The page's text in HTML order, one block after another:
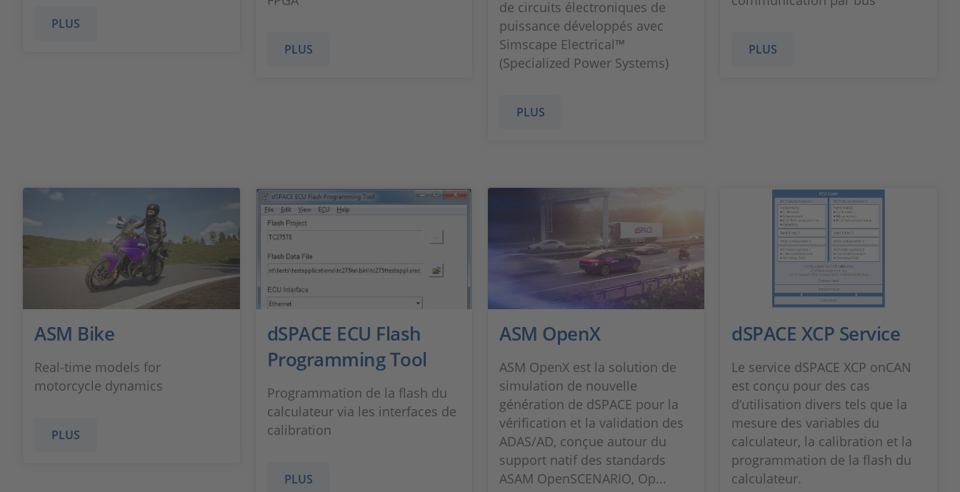
PLUS
PLUS
de circuits électroniques de
puissance développés avec
Simscape Electrical™
(Specialized Power Systems)
PLUS
PLUS
ASM Bike
Real-time models for
motorcycle dynamics
PLUS
dSPACE ECU Flash
Programming Tool
Programmation de la flash du
calculateur via les interfaces de
calibration
PLUS
ASM OpenX
ASM OpenX est la solution de
simulation de nouvelle
génération de dSPACE pour la
vérification et la validation des
ADAS/AD, conçue autour du
support natif des standards
ASAM OpenSCENARIO, Op...
dSPACE XCP Service
Le service dSPACE XCP onCAN
est conçu pour des cas
d’utilisation divers tels que la
mesure des variables du
calculateur, la calibration et la
programmation de la flash du
calculateur.